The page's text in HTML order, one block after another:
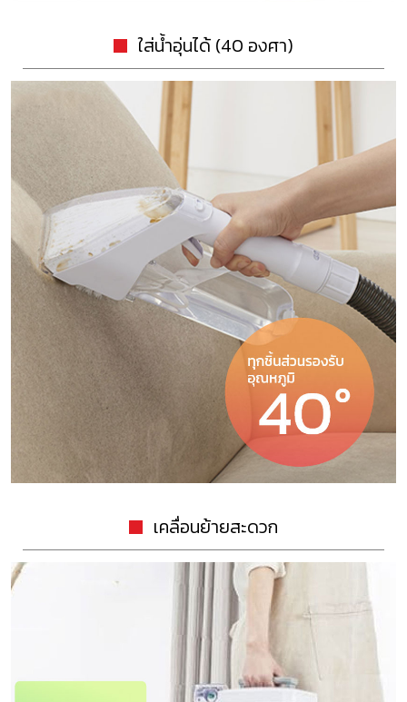
ใส่น้ำอุ่นได้ (40 องศา)
เคลื่อนย้ายสะดวก